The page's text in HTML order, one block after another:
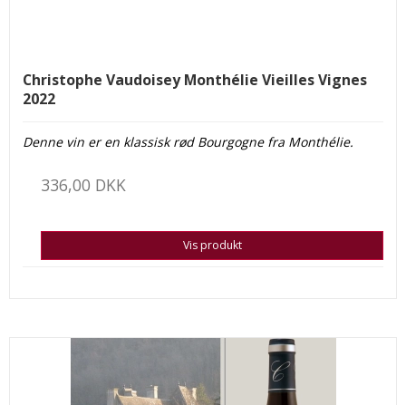
Christophe Vaudoisey Monthélie Vieilles Vignes
2022
Denne vin er en klassisk rød Bourgogne fra Monthélie.
336,00 DKK
Vis produkt